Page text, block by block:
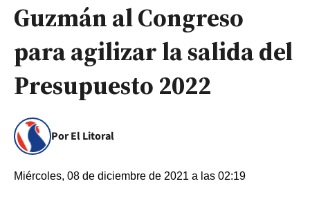
Guzmán al Congreso
para agilizar la salida del
Presupuesto 2022
Por El Litoral
Miércoles, 08 de diciembre de 2021 a las 02:19